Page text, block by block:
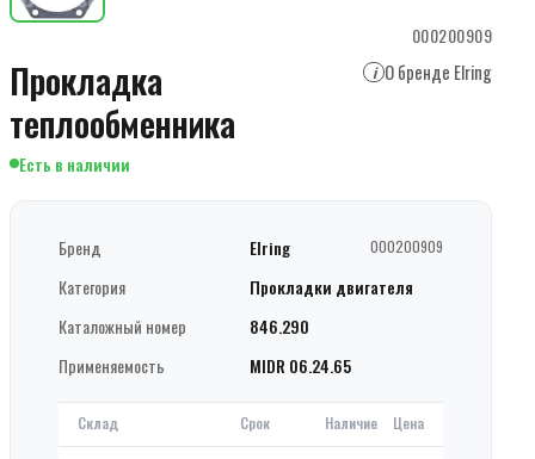
000200909
Прокладка
теплообменника
i О бренде Elring
Есть в наличии
Бренд Elring 000200909
Категория
Прокладки двигателя
Каталожный номер
846.290
Применяемость
MIDR 06.24.65
Склад Срок Наличие Цена